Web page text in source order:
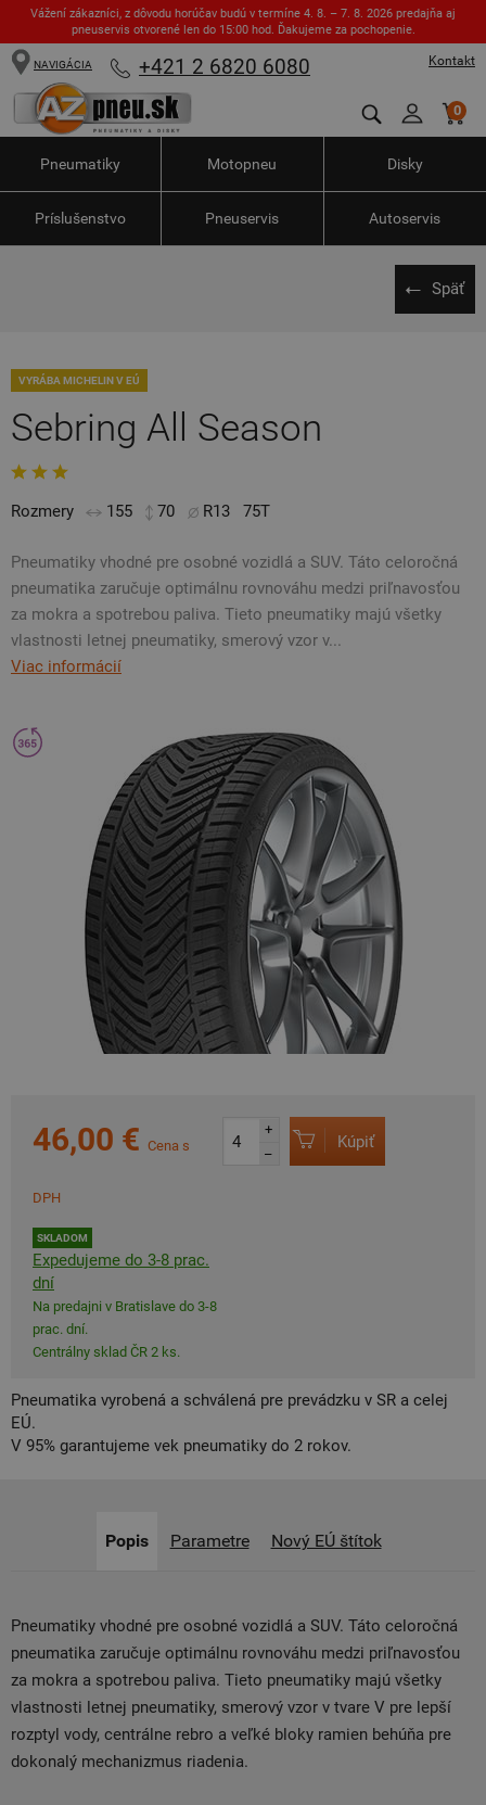
Vážení zákazníci, z dôvodu horúčav budú v termíne 4. 8. – 7. 8. 2026 predajňa aj
pneuservis otvorené len do 15:00 hod. Ďakujeme za pochopenie.
Kontakt
NAVIGÁCIA +421 2 6820 6080
0
Pneumatiky Motopneu Disky
Príslušenstvo Pneuservis Autoservis
Späť
VYRÁBA MICHELIN V EÚ
Sebring All Season
Rozmery 155 70 R13 75T
Pneumatiky vhodné pre osobné vozidlá a SUV. Táto celoročná
pneumatika zaručuje optimálnu rovnováhu medzi priľnavosťou
za mokra a spotrebou paliva. Tieto pneumatiky majú všetky
vlastnosti letnej pneumatiky, smerový vzor v...
Viac informácií
46,00 € Cena s
DPH
SKLADOM
Expedujeme do 3-8 prac.
dní
Na predajni v Bratislave do 3-8
prac. dní.
Centrálny sklad ČR 2 ks.
+
–
Kúpiť
Pneumatika vyrobená a schválená pre prevádzku v SR a celej
EÚ.
V 95% garantujeme vek pneumatiky do 2 rokov.
Popis Parametre Nový EÚ štítok
Pneumatiky vhodné pre osobné vozidlá a SUV. Táto celoročná
pneumatika zaručuje optimálnu rovnováhu medzi priľnavosťou
za mokra a spotrebou paliva. Tieto pneumatiky majú všetky
vlastnosti letnej pneumatiky, smerový vzor v tvare V pre lepší
rozptyl vody, centrálne rebro a veľké bloky ramien behúňa pre
dokonalý mechanizmus riadenia.